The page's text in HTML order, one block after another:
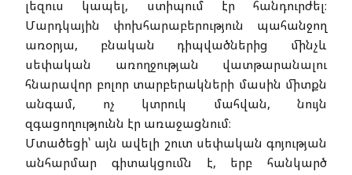
լեզուս կապել, ստիպում էր հանդուրժել։
Մարդկային փոխհարաբերություն պահանջող
առօրյա, բնական դիպվածներից մինչև
սեփական առողջության վատթարանալու
հնարավոր բոլոր տարբերակների մասին միտքն
անգամ, ոչ կտրուկ մահվան, նույն
զգացողությունն էր առաջացնում։
Մտածեցի՝ այն ավելի շուտ սեփական գոյության
անհարմար գիտակցումն է, երբ հանկարծ